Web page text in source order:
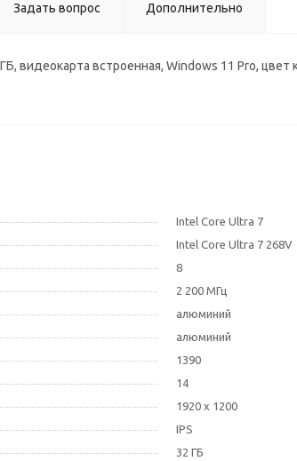
Задать вопрос Дополнительно
видеокарта встроенная, Windows 11 Pro,
Intel Core Ultra 7
Intel Core Ultra 7 268V
8
2 200 МГц
алюминий
алюминий
1390
14
1920 x 1200
IPS
32 ГБ